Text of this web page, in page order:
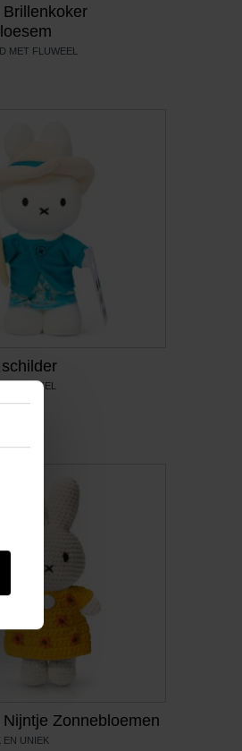
MET FLUWEEL
KNUFFEL
Zonnebloemen
EN UNIEK